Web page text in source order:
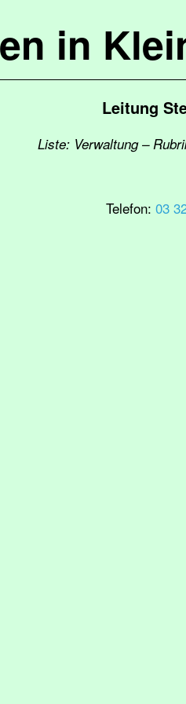
in
Leitung
Liste: Verwaltung –
Telefon: 03